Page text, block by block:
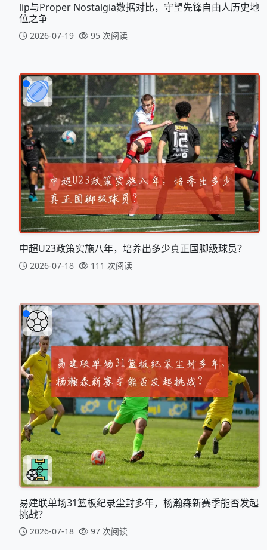
lip与Proper Nostalgia数据对比，守望先锋自由人历史地
位之争
2026-07-19 95 次阅读
中超U23政策实施八年，培养出多少真正国脚级球员？
2026-07-18 111 次阅读
易建联单场31篮板纪录尘封多年，杨瀚森新赛季能否发起
挑战？
2026-07-18 97 次阅读